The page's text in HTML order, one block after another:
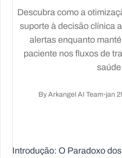
Descubra como a
suporte à decisão clínica
alertas enquanto
paciente nos fluxos de
By Arkangel AI Team•jan
Introdução: O Paradoxo